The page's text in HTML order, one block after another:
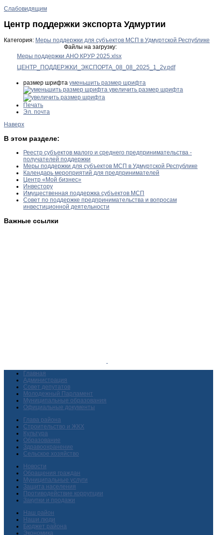
Слабовидящим
Центр поддержки экспорта Удмуртии
Категория: Меры поддержки для субъектов МСП в Удмуртской Республике
Файлы на загрузку:
Меры поддержки АНО КРУР 2025.xlsx
ЦЕНТР_ПОДДЕРЖКИ_ЭКСПОРТА_08_08_2025_1_2v.pdf
размер шрифта уменьшить размер шрифта
увеличить размер шрифта
Печать
Эл. почта
Наверх
В этом разделе:
Реестр субъектов малого и среднего предпринимательства -
получателей поддержки
Меры поддержки для субъектов МСП в Удмуртской Республике
Календарь мероприятий для предпринимателей
Центр «Мой бизнес»
Инвестору
Имущественная поддержка субъектов МСП
Совет по поддержке предпринимательства и вопросам
инвестиционной деятельности
Важные ссылки
Главная
Администрация
Совет депутатов
Молодежный Парламент
Муниципальные образования
Официальные документы
Глава района
Строительство и ЖКХ
Культура
Образование
Здравоохранение
Сельское хозяйство
Новости
Обращения граждан
Муниципальные услуги
Защита населения
Противодействие коррупции
Закупки и продажи
Наш район
Наши люди
Бюджет района
Экономика